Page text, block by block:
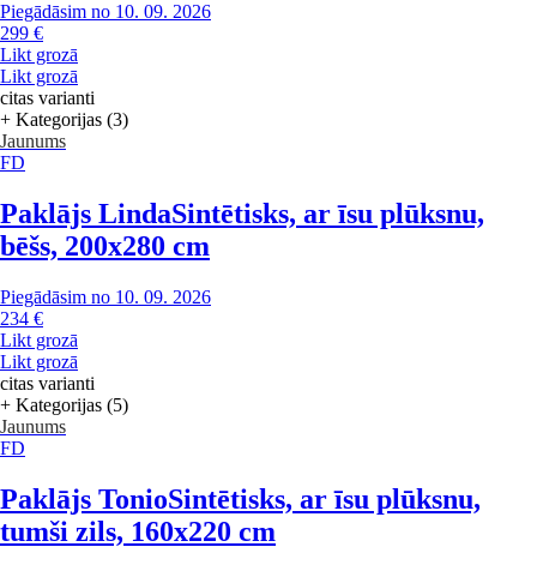
Piegādāsim no 10. 09. 2026
299 €
Likt grozā
Likt grozā
citas varianti
+ Kategorijas (3)
Jaunums
FD
Paklājs LindaSintētisks, ar īsu plūksnu,
bēšs, 200x280 cm
Piegādāsim no 10. 09. 2026
234 €
Likt grozā
Likt grozā
citas varianti
+ Kategorijas (5)
Jaunums
FD
Paklājs TonioSintētisks, ar īsu plūksnu,
tumši zils, 160x220 cm